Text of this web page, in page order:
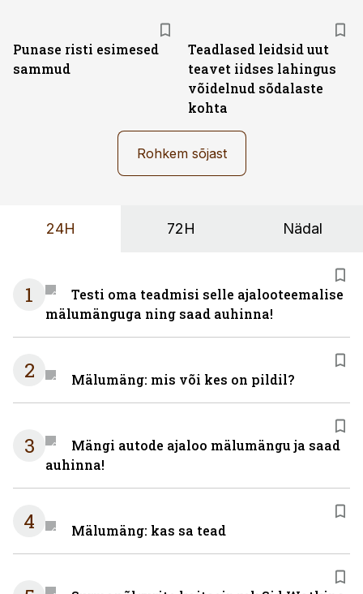
Punase risti esimesed
sammud
Teadlased leidsid uut
teavet iidses lahingus
võidelnud sõdalaste
kohta
Rohkem sõjast
24H 72H Nädal
1
Testi oma teadmisi selle ajalooteemalise
mälumänguga ning saad auhinna!
2 Mälumäng: mis või kes on pildil?
3
Mängi autode ajaloo mälumängu ja saad
auhinna!
4 Mälumäng: kas sa tead